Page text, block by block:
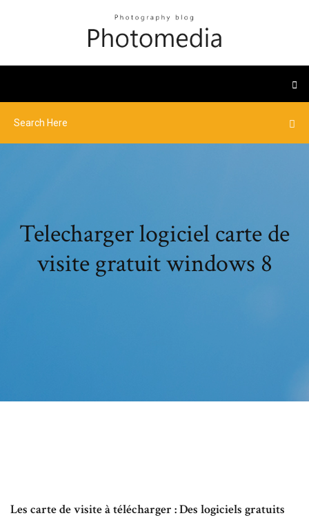
Telecharger logiciel carte de
visite gratuit windows 8
Les carte de visite à télécharger : Des logiciels gratuits